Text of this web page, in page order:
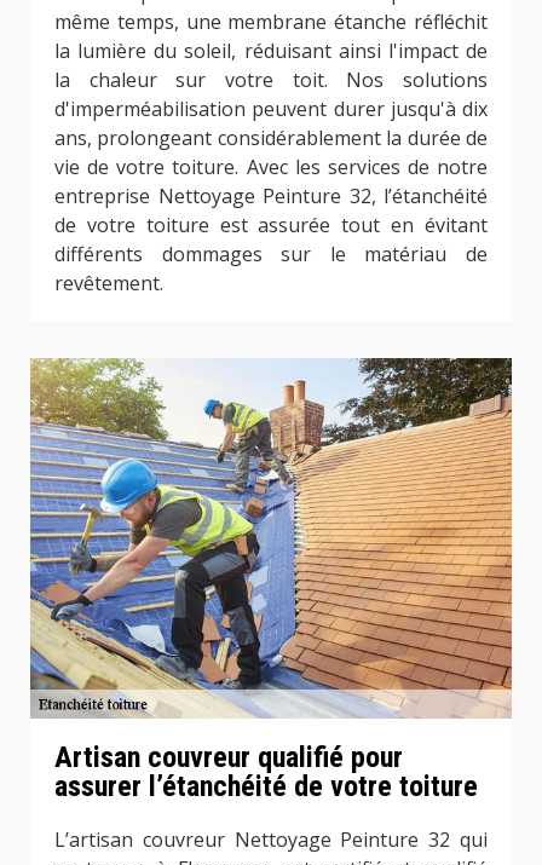
même temps, une membrane étanche réfléchit
la lumière du soleil, réduisant ainsi l'impact de
la chaleur sur votre toit. Nos solutions
d'imperméabilisation peuvent durer jusqu'à dix
ans, prolongeant considérablement la durée de
vie de votre toiture. Avec les services de notre
entreprise Nettoyage Peinture 32, l’étanchéité
de votre toiture est assurée tout en évitant
différents dommages sur le matériau de
revêtement.
Artisan couvreur qualifié pour
assurer l’étanchéité de votre toiture
L’artisan couvreur Nettoyage Peinture 32 qui